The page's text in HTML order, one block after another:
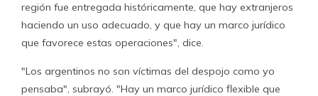
región fue entregada históricamente, que hay extranjeros
haciendo un uso adecuado, y que hay un marco jurídico
que favorece estas operaciones", dice.
"Los argentinos no son víctimas del despojo como yo
pensaba", subrayó. "Hay un marco jurídico flexible que